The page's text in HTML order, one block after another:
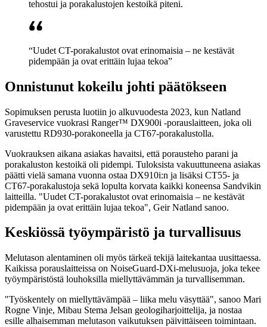
tehostui ja porakalustojen kestoikä piteni.
“Uudet CT-porakalustot ovat erinomaisia – ne kestävät
pidempään ja ovat erittäin lujaa tekoa”
Onnistunut kokeilu johti päätökseen
Sopimuksen perusta luotiin jo alkuvuodesta 2023, kun Natland
Graveservice vuokrasi Ranger™ DX900i -porauslaitteen, joka oli
varustettu RD930-porakoneella ja CT67-porakalustolla.
Vuokrauksen aikana asiakas havaitsi, että porausteho parani ja
porakaluston kestoikä oli pidempi. Tuloksista vakuuttuneena asiakas
päätti vielä samana vuonna ostaa DX910i:n ja lisäksi CT55- ja
CT67-porakalustoja sekä lopulta korvata kaikki koneensa Sandvikin
laitteilla. "Uudet CT-porakalustot ovat erinomaisia – ne kestävät
pidempään ja ovat erittäin lujaa tekoa", Geir Natland sanoo.
Keskiössä työympäristö ja turvallisuus
Melutason alentaminen oli myös tärkeä tekijä laitekantaa uusittaessa.
Kaikissa porauslaitteissa on NoiseGuard-DXi-melusuoja, joka tekee
työympäristöstä louhoksilla miellyttävämmän ja turvallisemman.
"Työskentely on miellyttävämpää – liika melu väsyttää", sanoo Mari
Rogne Vinje, Mibau Stema Jelsan geologiharjoittelija, ja nostaa
esille alhaisemman melutason vaikutuksen päivittäiseen toimintaan.